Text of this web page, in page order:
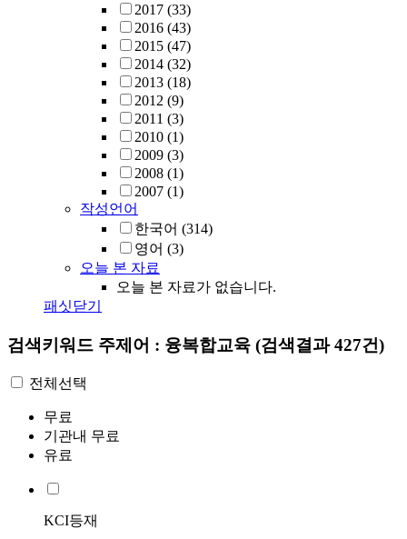
2017 (33)
2016 (43)
2015 (47)
2014 (32)
2013 (18)
2012 (9)
2011 (3)
2010 (1)
2009 (3)
2008 (1)
2007 (1)
작성언어
한국어 (314)
영어 (3)
오늘 본 자료
오늘 본 자료가 없습니다.
패싯닫기
검색키워드 주제어 : 융복합교육 (검색결과 427건)
전체선택
무료
기관내 무료
유료
KCI등재